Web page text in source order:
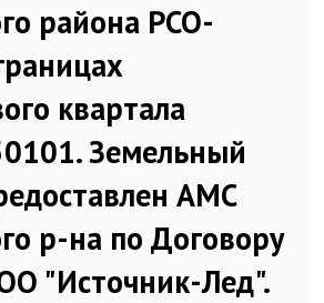
района РСО-
квартала
Земельный
АМС
р-на по Договору
"Источник-Лед".